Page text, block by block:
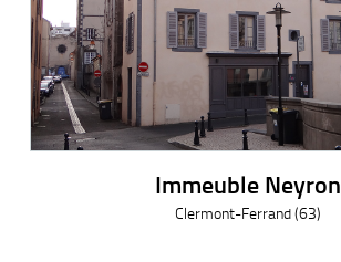
Immeuble Neyron
Clermont-Ferrand (63)